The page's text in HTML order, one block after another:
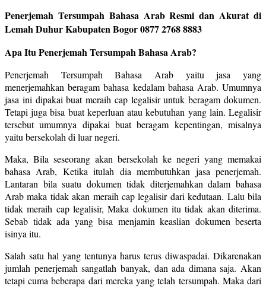
Penerjemah Tersumpah Bahasa Arab Resmi dan Akurat di
Lemah Duhur Kabupaten Bogor0877 2768 8883
Apa Itu Penerjemah Tersumpah Bahasa Arab?
Penerjemah Tersumpah Bahasa Arab yaitu jasa yang
menerjemahkan beragam bahasa kedalam bahasa Arab. Umumnya
jasa ini dipakai buat meraih cap legalisir untuk beragam dokumen.
Tetapi juga bisa buat keperluan atau kebutuhan yang lain. Legalisir
tersebut umumnya dipakai buat beragam kepentingan, misalnya
yaitu bersekolah di luar negeri.
Maka, Bila seseorang akan bersekolah ke negeri yang memakai
bahasa Arab, Ketika itulah dia membutuhkan jasa penerjemah.
Lantaran bila suatu dokumen tidak diterjemahkan dalam bahasa
Arab maka tidak akan meraih cap legalisir dari kedutaan. Lalu bila
tidak meraih cap legalisir, Maka dokumen itu tidak akan diterima.
Sebab tidak ada yang bisa menjamin keaslian dokumen beserta
isinya itu.
Salah satu hal yang tentunya harus terus diwaspadai. Dikarenakan
jumlah penerjemah sangatlah banyak, dan ada dimana saja. Akan
tetapi cuma beberapa dari mereka yang telah tersumpah. Maka dari